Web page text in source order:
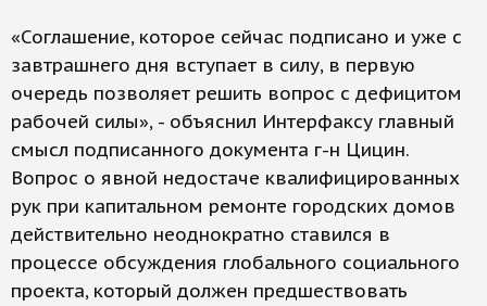
«Соглашение, которое сейчас подписано и уже с
завтрашнего дня вступает в силу, в первую
очередь позволяет решить вопрос с дефицитом
рабочей силы», - объяснил Интерфаксу главный
смысл подписанного документа г-н Цицин.
Вопрос о явной недостаче квалифицированных
рук при капитальном ремонте городских домов
действительно неоднократно ставился в
процессе обсуждения глобального социального
проекта, который должен предшествовать